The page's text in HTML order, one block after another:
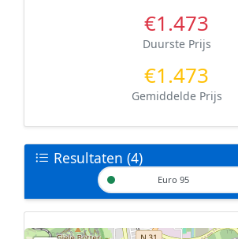
€1.473
Duurste Prijs
€1.473
Gemiddelde Prijs
Resultaten (4)
Euro 95